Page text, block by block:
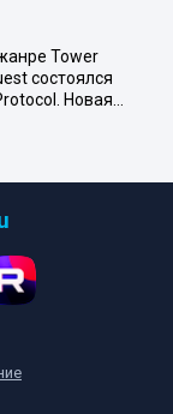
Tower
состоялся
Новая…